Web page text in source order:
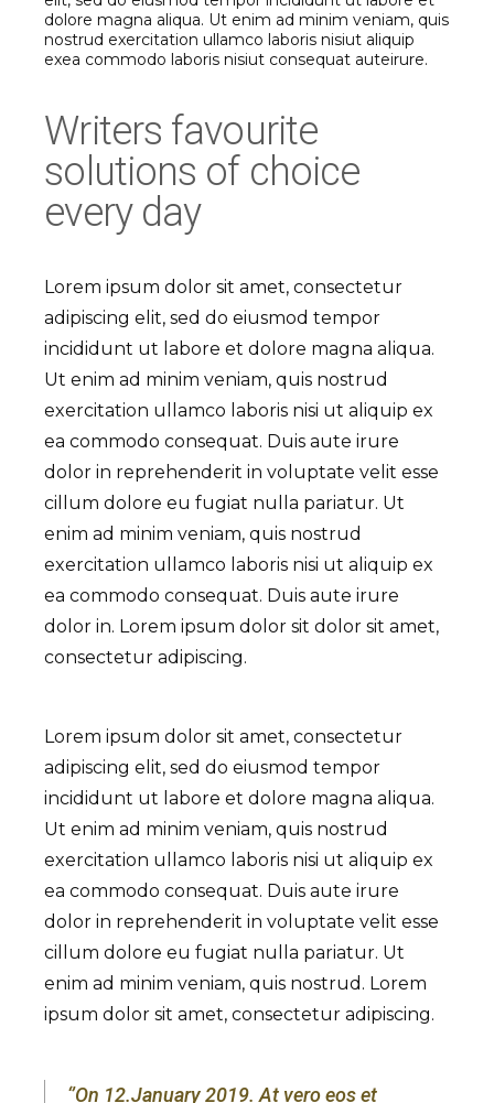
dolore magna aliqua. Ut enim ad minim veniam, quis
nostrud exercitation ullamco laboris nisiut aliquip
exea commodo laboris nisiut consequat auteirure.
Writers favourite
solutions of choice
every day
Lorem ipsum dolor sit amet, consectetur
adipiscing elit, sed do eiusmod tempor
incididunt ut labore et dolore magna aliqua.
Ut enim ad minim veniam, quis nostrud
exercitation ullamco laboris nisi ut aliquip ex
ea commodo consequat. Duis aute irure
dolor in reprehenderit in voluptate velit esse
cillum dolore eu fugiat nulla pariatur. Ut
enim ad minim veniam, quis nostrud
exercitation ullamco laboris nisi ut aliquip ex
ea commodo consequat. Duis aute irure
dolor in. Lorem ipsum dolor sit dolor sit amet,
consectetur adipiscing.
Lorem ipsum dolor sit amet, consectetur
adipiscing elit, sed do eiusmod tempor
incididunt ut labore et dolore magna aliqua.
Ut enim ad minim veniam, quis nostrud
exercitation ullamco laboris nisi ut aliquip ex
ea commodo consequat. Duis aute irure
dolor in reprehenderit in voluptate velit esse
cillum dolore eu fugiat nulla pariatur. Ut
enim ad minim veniam, quis nostrud. Lorem
ipsum dolor sit amet, consectetur adipiscing.
‘’On 12.January 2019. At vero eos et